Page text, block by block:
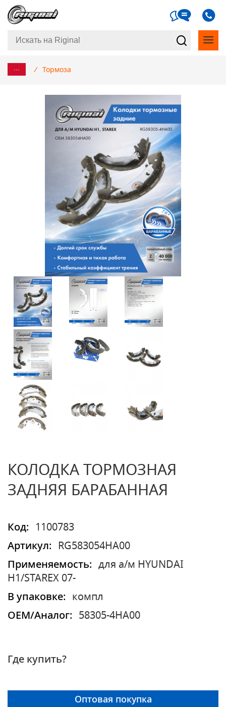
... / Тормоза
КОЛОДКА ТОРМОЗНАЯ
ЗАДНЯЯ БАРАБАННАЯ
Код:
1100783
Артикул:
RG583054HA00
Применяемость:
для а/м HYUNDAI
H1/STAREX 07-
В упаковке:
компл
OEM/Аналог:
58305-4HA00
Где купить?
Оптовая покупка